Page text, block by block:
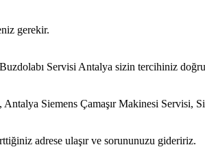
gerekir.
Servisi Antalya sizin tercihiniz
Siemens Çamaşır Makinesi Servisi,
adrese ulaşır ve sorununuzu gideririz.